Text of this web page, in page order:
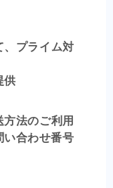
プライム対
供
法のご利用
い合わせ番号